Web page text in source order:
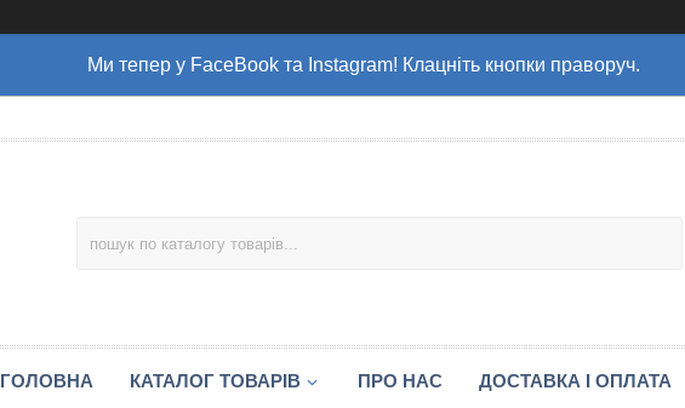
Ми тепер у FaceBook та Instagram! Клацніть кнопки праворуч.
ГОЛОВНА КАТАЛОГ ТОВАРІВ ПРО НАС ДОСТАВКА І ОПЛАТА